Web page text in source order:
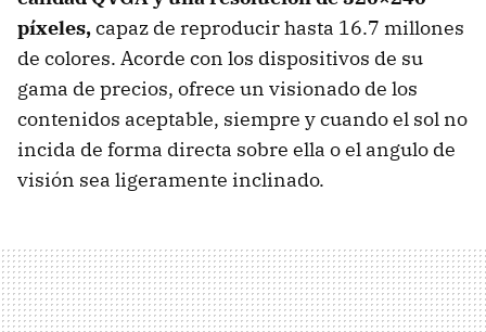
píxeles,capaz de reproducir hasta 16.7 millones
de colores. Acorde con los dispositivos de su
gama de precios, ofrece un visionado de los
contenidos aceptable, siempre y cuando el sol no
incida de forma directa sobre ella o el angulo de
visión sea ligeramente inclinado.